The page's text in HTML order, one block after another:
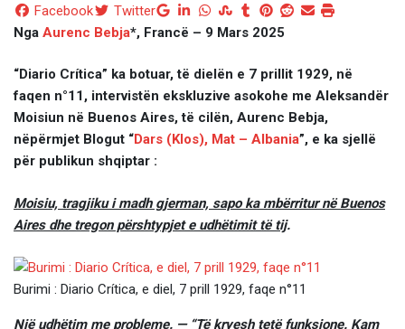
Facebook
Twitter Google+
LinkedIn
Whatsapp
StumbleUpon
TumblrPinterest
RedditShare
Nga Aurenc Bebja*, Francë – 9 Mars 2025
“Diario Crítica” ka botuar, të dielën e 7 prillit 1929, në
faqen n°11, intervistën ekskluzive asokohe me Aleksandër
Moisiun në Buenos Aires, të cilën, Aurenc Bebja,
nëpërmjet Blogut “Dars (Klos), Mat – Albania”, e ka sjellë
për publikun shqiptar :
Moisiu, tragjiku i madh gjerman, sapo ka mbërritur në Buenos
Aires dhe tregon përshtypjet e udhëtimit të tij.
Burimi : Diario Crítica, e diel, 7 prill 1929, faqe n°11
Një udhëtim me probleme. — “Të kryesh tetë funksione. Kam